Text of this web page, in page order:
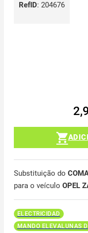
RefID: 204676
Substituição do
para o veículo OPEL
ELECTRICIDAD
MANDO ELEVALUNAS